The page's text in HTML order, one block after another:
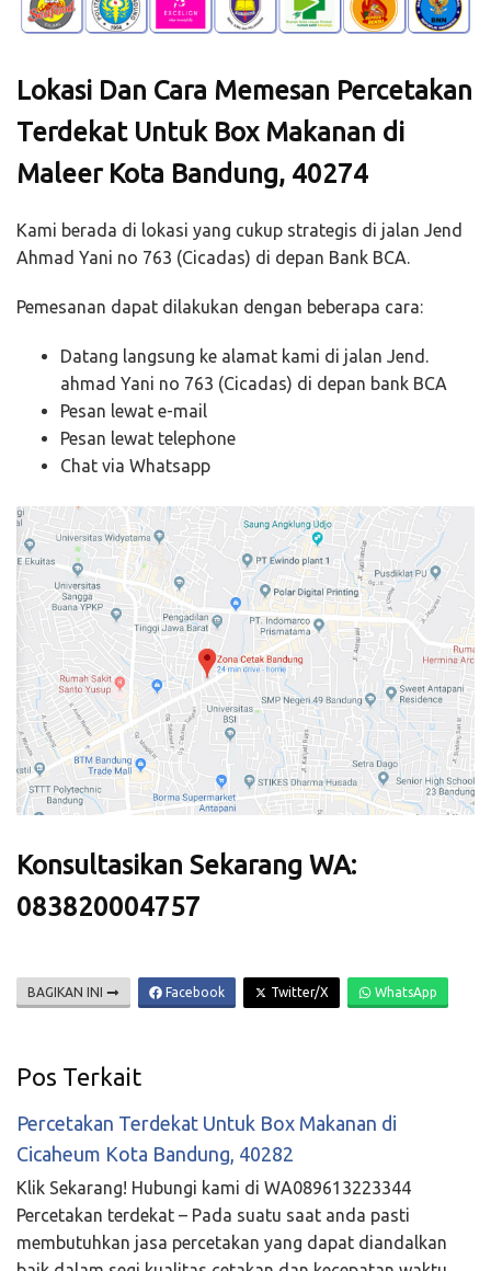
Lokasi Dan Cara Memesan Percetakan
Terdekat Untuk Box Makanan di
Maleer Kota Bandung, 40274
Kami berada di lokasi yang cukup strategis di jalan Jend
Ahmad Yani no 763 (Cicadas) di depan Bank BCA.
Pemesanan dapat dilakukan dengan beberapa cara:
Datang langsung ke alamat kami di jalan Jend.
ahmad Yani no 763 (Cicadas) di depan bank BCA
Pesan lewat e-mail
Pesan lewat telephone
Chat via Whatsapp
Konsultasikan Sekarang WA:
083820004757
BAGIKAN INI Facebook Twitter/X WhatsApp
Pos Terkait
Percetakan Terdekat Untuk Box Makanan di
Cicaheum Kota Bandung, 40282
Klik Sekarang! Hubungi kami di WA089613223344
Percetakan terdekat – Pada suatu saat anda pasti
membutuhkan jasa percetakan yang dapat diandalkan